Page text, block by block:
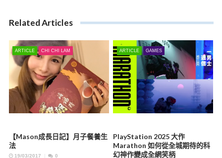
Related Articles
ARTICLE CHI CHI LAM
【Mason成長日記】月子餐養生
法
19/03/2017 0
ARTICLE GAMES
PlayStation 2025 大作
Marathon 如何從全城期待的科
幻神作變成全網笑柄